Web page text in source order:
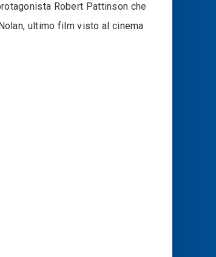
Robert Pattinson che
ultimo film visto al cinema